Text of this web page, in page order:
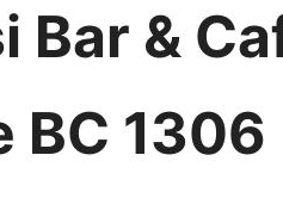
Bar &
BC 1306